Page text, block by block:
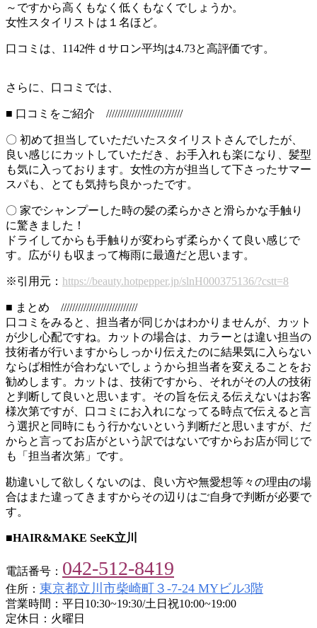
～ですから高くもなく低くもなくでしょうか。
女性スタイリストは１名ほど。
口コミは、1142件ｄサロン平均は4.73と高評価です。
さらに、口コミでは、
■ 口コミをご紹介 ///////////////////////////
〇 初めて担当していただいたスタイリストさんでしたが、
良い感じにカットしていただき、お手入れも楽になり、髪型
も気に入っております。女性の方が担当して下さったサマー
スパも、とても気持ち良かったです。
〇 家でシャンプーした時の髪の柔らかさと滑らかな手触り
に驚きました！
ドライしてからも手触りが変わらず柔らかくて良い感じで
す。広がりも収まって梅雨に最適だと思います。
※引用元： https://beauty.hotpepper.jp/slnH000375136/?cstt=8
■ まとめ ///////////////////////////
口コミをみると、担当者が同じかはわかりませんが、カット
が少し心配ですね。カットの場合は、カラーとは違い担当の
技術者が行いますからしっかり伝えたのに結果気に入らない
ならば相性が合わないでしょうから担当者を変えることをお
勧めします。カットは、技術ですから、それがその人の技術
と判断して良いと思います。その旨を伝える伝えないはお客
様次第ですが、口コミにお入れになってる時点で伝えると言
う選択と同時にもう行かないという判断だと思いますが、だ
からと言ってお店がという訳ではないですからお店が同じで
も「担当者次第」です。
勘違いして欲しくないのは、良い方や無愛想等々の理由の場
合はまた違ってきますからその辺りはご自身で判断が必要で
す。
■HAIR&MAKE SeeK立川
電話番号： 042-512-8419
住所： 東京都立川市柴崎町３-7-24 MYビル3階
営業時間：平日10:30~19:30/土日祝10:00~19:00
定休日：火曜日